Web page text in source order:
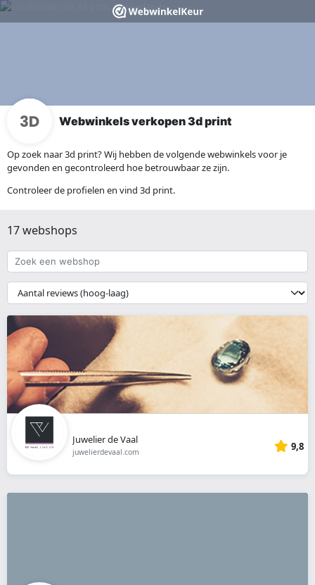
Webwinkels verkopen 3d print
Op zoek naar 3d print? Wij hebben de volgende webwinkels voor je
gevonden en gecontroleerd hoe betrouwbaar ze zijn.
Controleer de profielen en vind 3d print.
17 webshops
Zoek
een
webshop
{{
__('Sort')
}}
Juwelier de Vaal
juwelierdevaal.com 9,8